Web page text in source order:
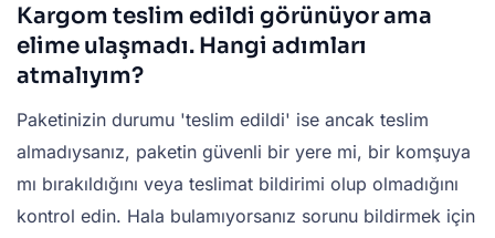
Kargom teslim edildi görünüyor ama
elime ulaşmadı. Hangi adımları
atmalıyım?
Paketinizin durumu 'teslim edildi' ise ancak teslim
almadıysanız, paketin güvenli bir yere mi, bir komşuya
mı bırakıldığını veya teslimat bildirimi olup olmadığını
kontrol edin. Hala bulamıyorsanız sorunu bildirmek için